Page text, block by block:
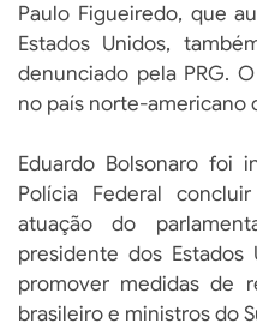
Paulo Figueiredo, que
Estados Unidos,
denunciado pela PRG.
no país norte-americano
Eduardo Bolsonaro foi
Polícia Federal
atuação do
presidente dos Estados
promover medidas de
brasileiro e ministros do